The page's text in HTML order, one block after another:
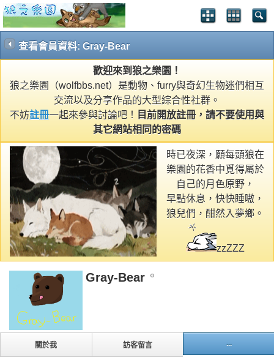
查看會員資料: Gray-Bear
歡迎來到狼之樂園！
狼之樂園（wolfbbs.net）是動物、furry與奇幻生物迷們相互
交流以及分享作品的大型綜合性社群。
不妨註冊一起來參與討論吧！
目前開放註冊，請不要使用與
其它網站相同的密碼
時已夜深，願每頭狼在
樂園的花香中覓得屬於
自己的月色原野，
早點休息，快快睡嗷，
狼兒們，酣然入夢鄉。
zzZZZ
Gray-Bear
關於我 訪客留言 ...